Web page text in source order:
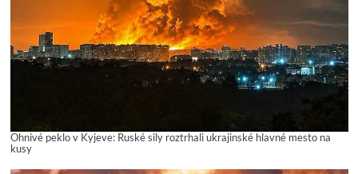
Ohnivé peklo v Kyjeve: Ruské sily roztrhali ukrajinské hlavné mesto na
kusy